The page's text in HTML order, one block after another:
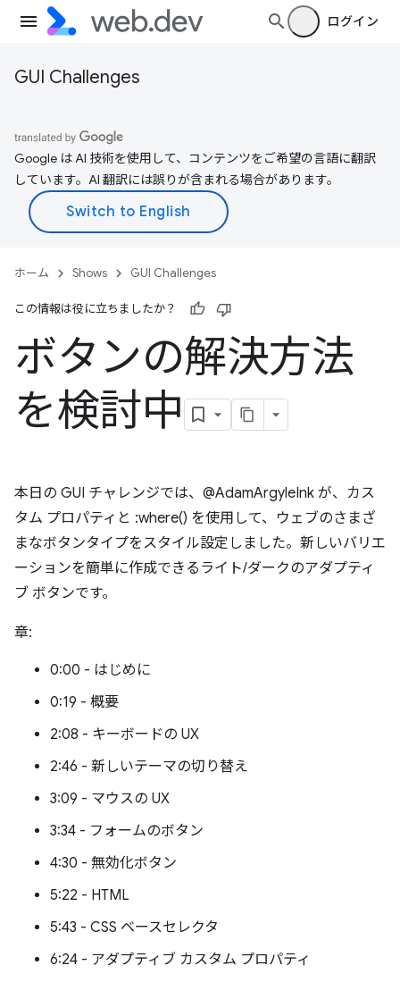
ログイン
GUI Challenges
Google は AI 技術を使用して、コンテンツをご希望の言語に翻訳
しています。AI 翻訳には誤りが含まれる場合があります。
ホーム Shows GUI Challenges
この情報は役に立ちましたか？
ボタンの解決方法
を検討中
本日の GUI チャレンジでは、@AdamArgyleInk が、カス
タム プロパティと :where() を使用して、ウェブのさまざ
まなボタンタイプをスタイル設定しました。新しいバリエ
ーションを簡単に作成できるライト/ダークのアダプティ
ブ ボタンです。
章:
0:00 - はじめに
0:19 - 概要
2:08 - キーボードの UX
2:46 - 新しいテーマの切り替え
3:09 - マウスの UX
3:34 - フォームのボタン
4:30 - 無効化ボタン
5:22 - HTML
5:43 - CSS ベースセレクタ
6:24 - アダプティブ カスタム プロパティ